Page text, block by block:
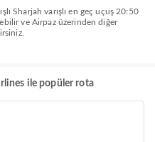
ve Airpaz üzerinden diğer
ile popüler rota